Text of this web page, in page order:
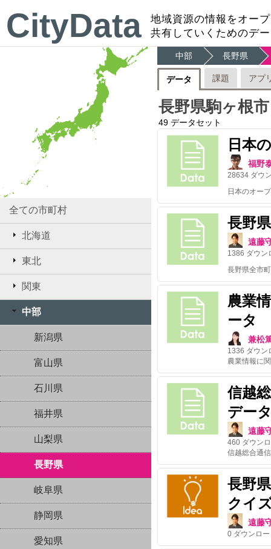
CityData
地域資源の情報をオー
共有していくためのデ
全ての市町村
北海道
東北
関東
中部
新潟県
富山県
石川県
福井県
山梨県
長野県
岐阜県
静岡県
愛知県
中部 長野県
データ 課題 アプ
長野県駒ヶ根市
49 データセット
日本
福野
28634 ダウ
長野
遠藤
1386 ダウン
農業
ータ
兼松
1336 ダウン
信越
デー
遠藤
460 ダウン
長野
クイ
遠藤
0 ダウンロ